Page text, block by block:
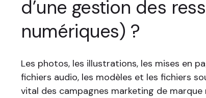
d’une gestion des
numériques) ?
Les photos, les illustrations, les mises en
fichiers audio, les modèles et les fichiers
vital des campagnes marketing de marque